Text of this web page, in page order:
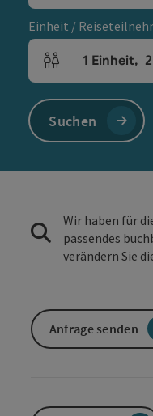
Einheit /
Einheitenanzahl
1 Einheit, 2
Suchen
Wir haben für
passendes
verändern Sie
Anfrage senden